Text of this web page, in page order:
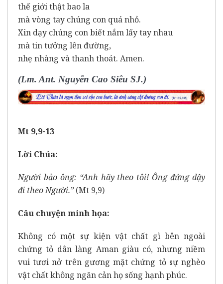
thế giới thật bao la
mà vòng tay chúng con quá nhỏ.
Xin dạy chúng con biết nắm lấy tay nhau
mà tin tưởng lên đường,
nhẹ nhàng và thanh thoát. Amen.
(Lm. Ant. Nguyễn Cao Siêu SJ.)
Mt 9,9-13
Lời Chúa:
Người bảo ông: “Anh hãy theo tôi! Ông đứng dậy
đi theo Người.”(Mt 9,9)
Câu chuyện minh họa:
Không có một sự kiện vật chất gì bên ngoài
chứng tỏ dân làng Aman giàu có, nhưng niềm
vui tươi nở trên gương mặt chứng tỏ sự nghèo
vật chất không ngăn cản họ sống hạnh phúc.